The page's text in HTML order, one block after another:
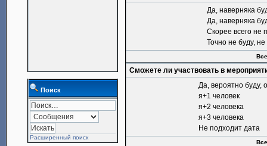
Поиск
Расширенный поиск
Да, наверняка
Да, наверняка
Скорее всего не
Точно не буду,
Сможете ли участвовать в
Да, вероятно буду,
я+1 человек
я+2 человека
я+3 человека
Не подходит дата